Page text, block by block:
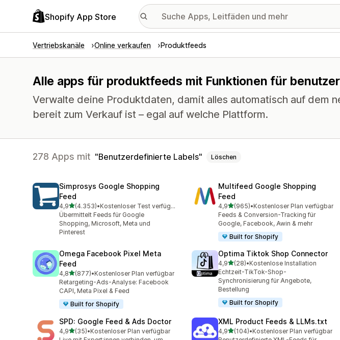
Shopify App Store
Vertriebskanäle Online verkaufen Produktfeeds
Alle apps für produktfeeds mit Funktionen für
Verwalte deine Produktdaten, damit alles automatisch auf dem
bereit zum Verkauf ist – egal auf welche Plattform.
278 Apps mit Benutzerdefinierte Labels Löschen
Simprosys Google Shopping
Feed
4,9von 5 Sternen
(4.353)
4353 Rezensionen insgesamt
•
Kostenloser Test verfügbar
Übermittelt Feeds für Google
Shopping, Microsoft, Meta und
Pinterest
Multifeed Google Shopping
Feed
4,9von 5 Sternen
(965)
965 Rezensionen insgesamt
•Kostenloser Plan verfügbar
Feeds & Conversion-Tracking für
Google, Facebook, Awin & mehr
Built for Shopify
Omega Facebook Pixel Meta
Feed
4,8von 5 Sternen
(877)
877 Rezensionen insgesamt
•Kostenloser Plan verfügbar
Retargeting-Ads-Analyse: Facebook
CAPI, Meta Pixel & Feed
Built for Shopify
Optima Tiktok Shop Connector
4,9von 5 Sternen
(28)
28 Rezensionen insgesamt
•Kostenlose Installation
Echtzeit-TikTok-Shop-
Synchronisierung für Angebote,
Bestellung
Built for Shopify
SPD: Google Feed & Ads Doctor
4,9von 5 Sternen
(35)
35 Rezensionen insgesamt
•Kostenloser Plan verfügbar
XML Product Feeds & LLMs.txt
4,9von 5 Sternen
(104)
104 Rezensionen insgesamt
•Kostenloser Plan verfügbar